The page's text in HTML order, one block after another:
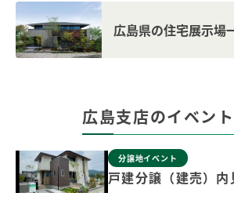
広島県の住宅展示場
広島支店のイベン
分譲地イベント
戸建分譲（建売）内